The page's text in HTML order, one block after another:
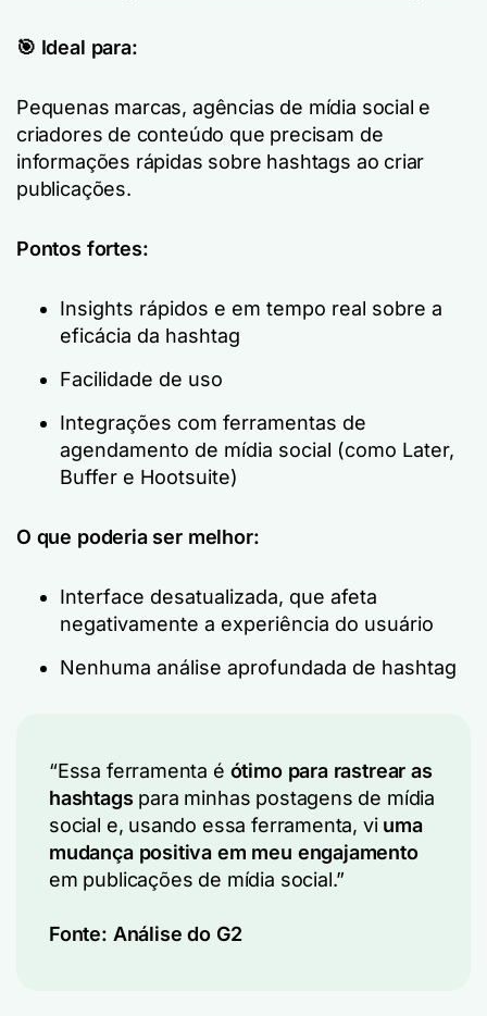
🎯 Ideal para:
Pequenas marcas, agências de mídia social e
criadores de conteúdo que precisam de
informações rápidas sobre hashtags ao criar
publicações.
Pontos fortes:
Insights rápidos e em tempo real sobre a
eficácia da hashtag
Facilidade de uso
Integrações com ferramentas de
agendamento de mídia social (como Later,
Buffer e Hootsuite)
O que poderia ser melhor:
Interface desatualizada, que afeta
negativamente a experiência do usuário
Nenhuma análise aprofundada de hashtag
“Essa ferramenta é ótimo para rastrear as
hashtags para minhas postagens de mídia
social e, usando essa ferramenta, vi uma
mudança positiva em meu engajamento
em publicações de mídia social.”
Fonte: Análise do G2